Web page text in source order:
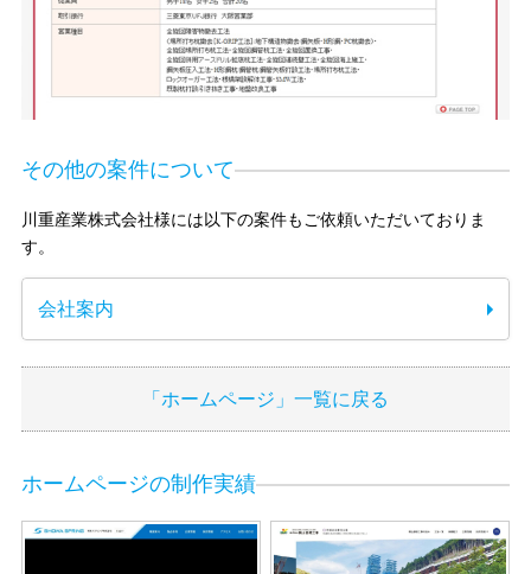
その他の案件について
川重産業株式会社様には以下の案件もご依頼いただいておりま
す。
会社案内
「ホームページ」一覧に戻る
ホームページの制作実績